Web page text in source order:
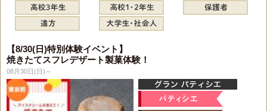
【8/30(日)特別体験イベント】
焼きたてスフレデザート製菓体験！
08月30日(日)～